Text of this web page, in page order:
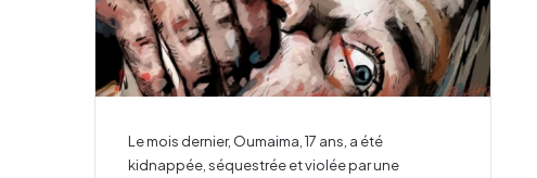
Le mois dernier, Oumaima, 17 ans, a été
kidnappée, séquestrée et violée par une